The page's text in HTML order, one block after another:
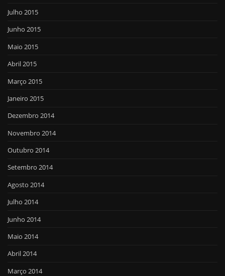
Julho 2015
Junho 2015
Maio 2015
Abril 2015
Março 2015
Janeiro 2015
Dezembro 2014
Novembro 2014
Outubro 2014
Setembro 2014
Agosto 2014
Julho 2014
Junho 2014
Maio 2014
Abril 2014
Março 2014